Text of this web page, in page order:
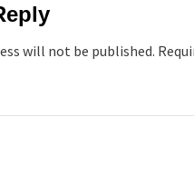
will not be published.